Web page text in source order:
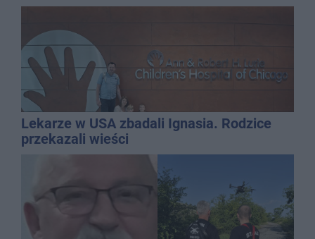
Lekarze w USA zbadali Ignasia. Rodzice
przekazali wieści